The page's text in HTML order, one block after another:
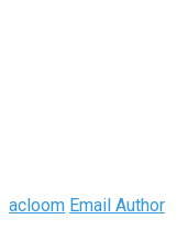
acloom Email Author